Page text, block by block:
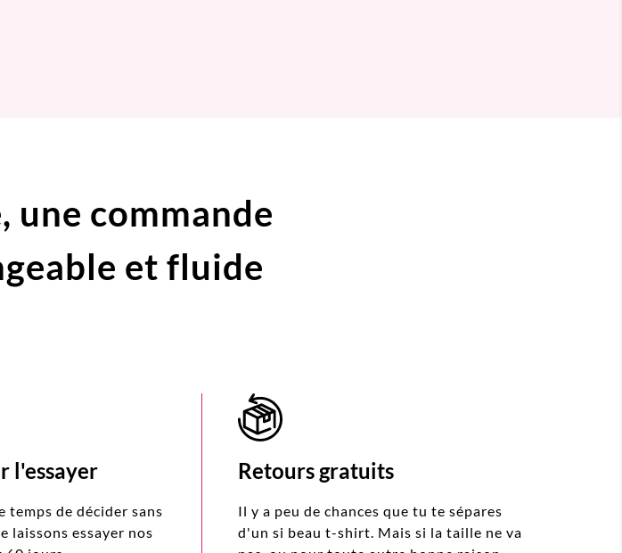
une commande
et fluide
l'essayer
temps de décider sans
laissons essayer nos
Retours gratuits
Il y a peu de chances que tu te sépares
d'un si beau t-shirt. Mais si la taille ne va